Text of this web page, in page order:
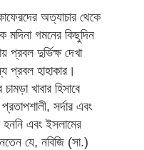
অত্যাচার থেকে
মদিনা গমনের কিছুদিন
প্রবল দুর্ভিক্ষ দেখা
প্রবল হাহাকার।
খাবার হিসাবে
সর্দার এবং
এবং ইসলামের
যে, নবিজি (সা.)